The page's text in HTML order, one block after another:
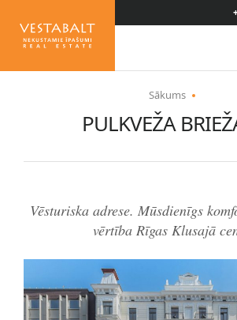
JAUNUMI
ĪPAŠUMI
UZTURĒŠANĀS ATĻAUJA
Sākums
PULKVEŽA
Vēsturiska adrese. Mūsdienīgs
vērtība Rīgas Klusajā